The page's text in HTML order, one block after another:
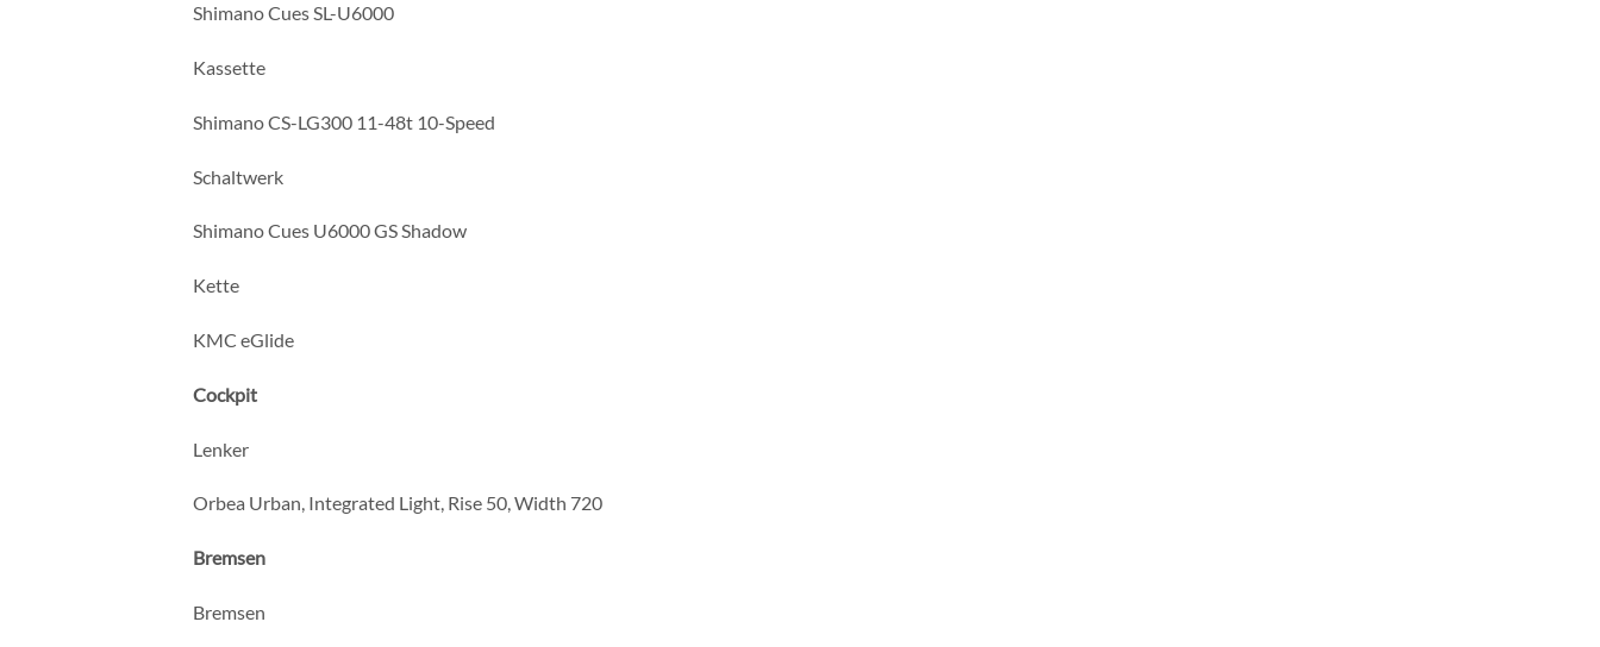
Shimano Cues SL-U6000
Kassette
Shimano CS-LG300 11-48t 10-Speed
Schaltwerk
Shimano Cues U6000 GS Shadow
Kette
KMC eGlide
Cockpit
Lenker
Orbea Urban, Integrated Light, Rise 50, Width 720
Bremsen
Bremsen